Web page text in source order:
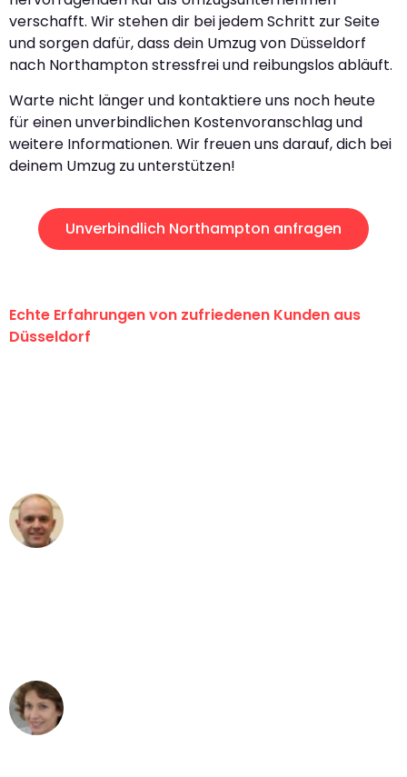
verschafft. Wir stehen dir bei jedem Schritt zur Seite
und sorgen dafür, dass dein Umzug von Düsseldorf
nach Northampton stressfrei und reibungslos abläuft.
Warte nicht länger und kontaktiere uns noch heute
für einen unverbindlichen Kostenvoranschlag und
weitere Informationen. Wir freuen uns darauf, dich bei
deinem Umzug zu unterstützen!
Unverbindlich Northampton anfragen
Echte Erfahrungen von zufriedenen Kunden aus
Düsseldorf